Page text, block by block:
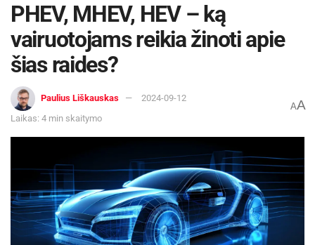
PHEV, MHEV, HEV – ką
vairuotojams reikia žinoti apie
šias raides?
Paulius Liškauskas
2024-09-12
Laikas: 4 min skaitymo
AA